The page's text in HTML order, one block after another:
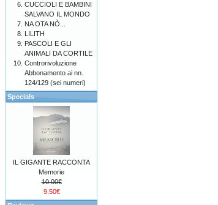
CUCCIOLI E BAMBINI
SALVANO IL MONDO
NA OTA NÒ...
LILITH
PASCOLI E GLI
ANIMALI DA CORTILE
Controrivoluzione
Abbonamento ai nn.
124/129 (sei numeri)
Specials
IL GIGANTE RACCONTA
Memorie
10.00€
9.50€